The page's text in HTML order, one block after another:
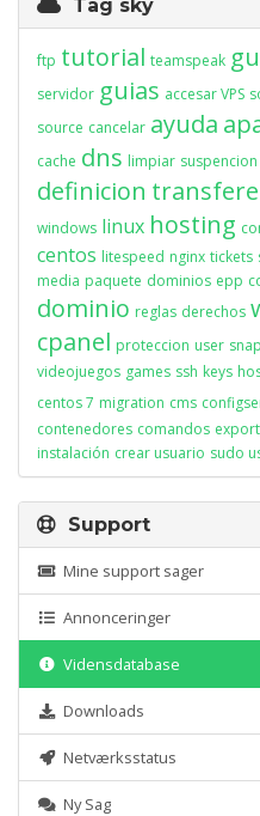
Tag sky
ftp tutorial teamspeak
servidor guias accesar VPS
source cancelar ayuda
cache dns limpiar suspencion
definicion
windows linux hosting
centos litespeed nginx tickets
media paquete dominios epp
dominio reglas derechos
cpanel proteccion user
videojuegos games ssh keys
centos 7 migration cms
contenedores comandos
instalación crear usuario sudo
Support
Mine support sager
Annonceringer
Vidensdatabase
Downloads
Netværksstatus
Ny Sag